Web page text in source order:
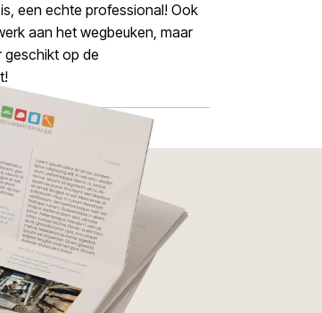
een echte professional! Ook
aan het wegbeuken, maar
geschikt op de